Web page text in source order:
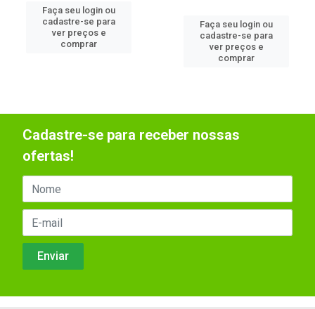
Faça seu login ou
cadastre-se para
ver preços e
comprar
Faça seu login ou
cadastre-se para
ver preços e
comprar
Cadastre-se para receber nossas
ofertas!